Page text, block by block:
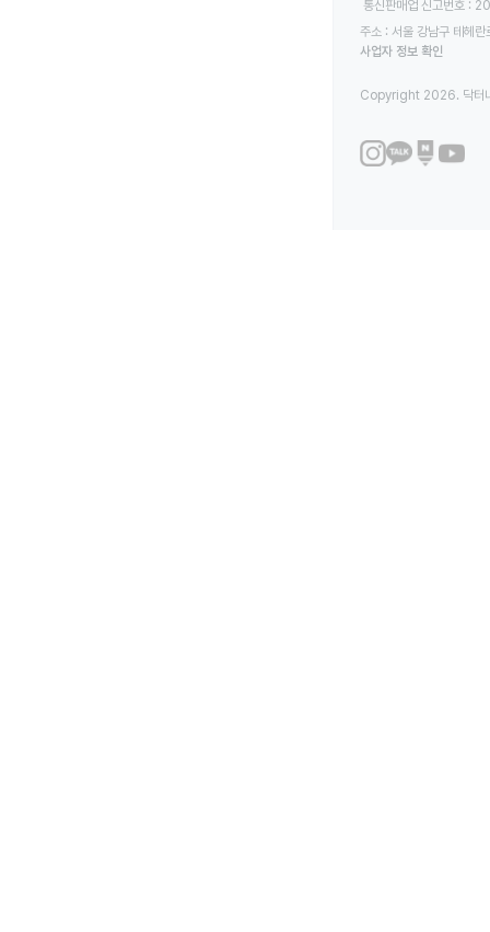
통신판매업 신고번호
주소 : 서울 강남구 테헤
사업자 정보 확인
Copyright 2026. 닥터